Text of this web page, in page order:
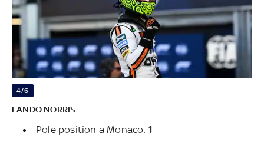
4/6
LANDO NORRIS
Pole position a Monaco: 1